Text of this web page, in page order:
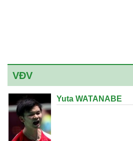
VĐV
Yuta WATANABE